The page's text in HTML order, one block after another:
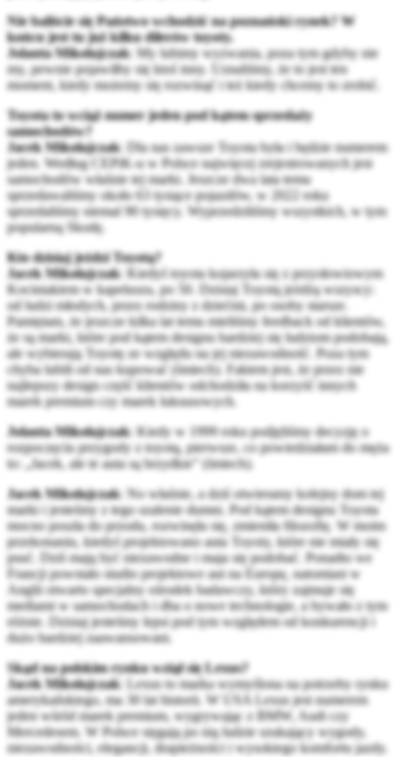
Nie baliście się Państwo wchodzić na poznański rynek? W
końcu jest tu już kilku dilerów toyoty.
Jolanta Mikołajczak: My lubimy wyzwania, poza tym gdyby nie
my, pewnie pojawiłby się ktoś inny. Uznaliśmy, że to jest ten
moment, kiedy możemy się rozwinąć i też kiedy chcemy to zrobić.
Toyota to wciąż numer jeden pod kątem sprzedaży
samochodów?
Jacek Mikołajczak: Dla nas zawsze Toyota była i będzie numerem
jeden. Według CEPiK-u w Polsce najwięcej zrejestrowanych jest
samochodów właśnie tej marki. Jeszcze dwa lata temu
sprzedawaliśmy około 63 tysiące pojazdów, w 2022 roku
sprzedaliśmy niemal 90 tysięcy. Wyprzedziliśmy wszystkich, w tym
popularną Skodę.
Kto dzisiaj jeździ Toyotą?
Jacek Mikołajczak: Kiedyś toyota kojarzyła się z przysłowiowym
Kociniakiem w kapeluszu, po 50. Dzisiaj Toyotą jeżdżą wszyscy:
od ludzi młodych, przez rodziny z dziećmi, po osoby starsze.
Pamiętam, że jeszcze kilka lat temu mieliśmy feedback od klientów,
że są marki, które pod kątem designu bardziej się ludziom podobają,
ale wybierają Toyotę ze względu na jej niezawodność. Poza tym
chyba lubili od nas kupować (śmiech). Faktem jest, że przez nie
najlepszy design część klientów odchodziła na korzyść innych
marek premium czy marek luksusowych.
Jolanta Mikołajczak: Kiedy w 1999 roku podjęliśmy decyzję o
rozpoczęciu przygody z toyotą, pierwsze, co powiedziałam do męża
to: „Jacek, ale te auta są brzydkie” (śmiech).
Jacek Mikołajczak: No właśnie, a dziś otwieramy kolejny dom tej
marki i jesteśmy z tego szalenie dumni. Pod kątem designu Toyota
mocno poszła do przodu, rozwinęła się, zmieniła filozofię. W moim
przekonaniu, kiedyś projektowano auta Toyoty, które nie miały się
psuć. Dziś mają być niezawodne i maja się podobać. Ponadto we
Francji powstało studio projektowe aut na Europę, natomiast w
Anglii otwarto specjalny ośrodek badawczy, który zajmuje się
mediami w samochodach i dba o nowe technologie, a bywało z tym
różnie. Dzisiaj jesteśmy lepsi pod tym względem od konkurencji i
dużo bardziej zaawansowani.
Skąd na polskim rynku wziął się Lexus?
Jacek Mikołajczak: Lexus to marka wymyślona na potrzeby rynku
amerykańskiego, ma 30 lat historii. W USA Lexus jest numerem
jeden wśród marek premium, wygrywając z BMW, Audi czy
Mercedesem. W Polsce sięgają po nią ludzie szukający wygody,
niezawodności, elegancji, drapieżności i wysokiego komfortu jazdy.